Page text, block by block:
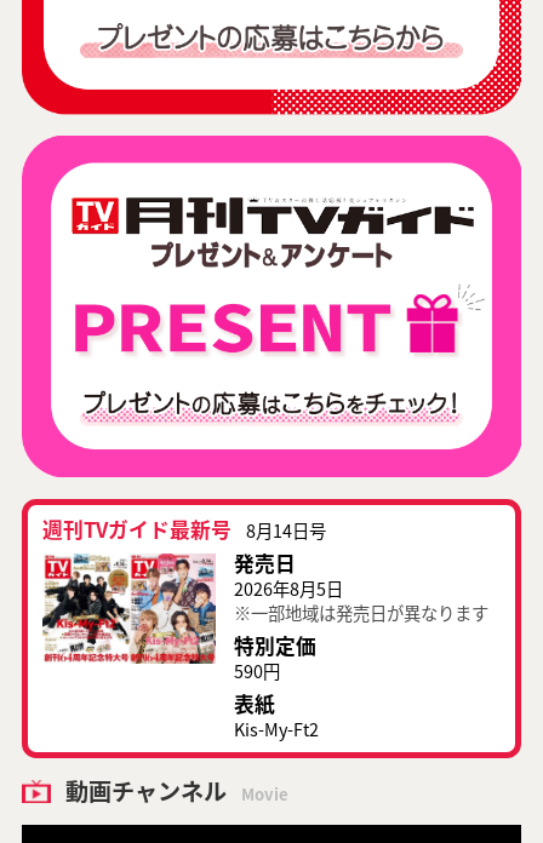
週刊TVガイド最新号 8月14日号
発売日
2026年8月5日
※一部地域は発売日が異なります
特別定価
590円
表紙
Kis-My-Ft2
動画チャンネル Movie